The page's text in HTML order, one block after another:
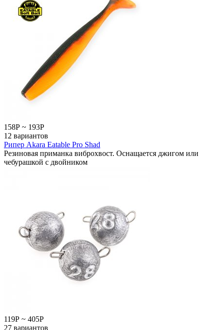
158Р ~ 193Р
12 вариантов
Рипер Akara Eatable Pro Shad
Резиновая приманка виброхвост. Оснащается джигом или
чебурашкой с двойником
119Р ~ 405Р
27 вариантов